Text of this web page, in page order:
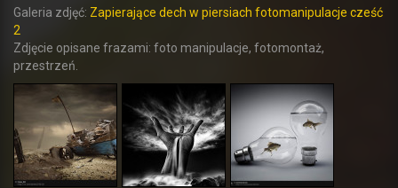
Galeria zdjęć: Zapierające dech w piersiach fotomanipulacje cześć
2
Zdjęcie opisane frazami: foto manipulacje, fotomontaż,
przestrzeń.